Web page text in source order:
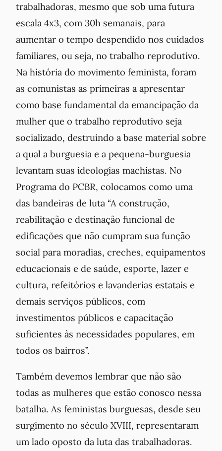
trabalhadoras, mesmo que sob uma futura
escala 4x3, com 30h semanais, para
aumentar o tempo despendido nos cuidados
familiares, ou seja, no trabalho reprodutivo.
Na história do movimento feminista, foram
as comunistas as primeiras a apresentar
como base fundamental da emancipação da
mulher que o trabalho reprodutivo seja
socializado, destruindo a base material sobre
a qual a burguesia e a pequena-burguesia
levantam suas ideologias machistas. No
Programa do PCBR, colocamos como uma
das bandeiras de luta “A construção,
reabilitação e destinação funcional de
edificações que não cumpram sua função
social para moradias, creches, equipamentos
educacionais e de saúde, esporte, lazer e
cultura, refeitórios e lavanderias estatais e
demais serviços públicos, com
investimentos públicos e capacitação
suficientes às necessidades populares, em
todos os bairros”.
Também devemos lembrar que não são
todas as mulheres que estão conosco nessa
batalha. As feministas burguesas, desde seu
surgimento no século XVIII, representaram
um lado oposto da luta das trabalhadoras.